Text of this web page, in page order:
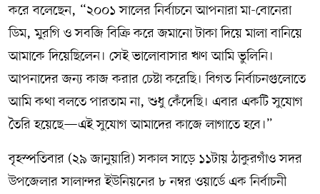
করে বলেছেন, “২০০১ সালের নির্বাচনে আপনারা মা-বোনেরা
ডিম, মুরগি ও সবজি বিক্রি করে জমানো টাকা দিয়ে মালা বানিয়ে
আমাকে দিয়েছিলেন। সেই ভালোবাসার ঋণ আমি ভুলিনি।
আপনাদের জন্য কাজ করার চেষ্টা করেছি। বিগত নির্বাচনগুলোতে
আমি কথা বলতে পারতাম না, শুধু কেঁদেছি। এবার একটি সুযোগ
তৈরি হয়েছে—এই সুযোগ আমাদের কাজে লাগাতে হবে।”
বৃহস্পতিবার (২৯ জানুয়ারি) সকাল সাড়ে ১১টায় ঠাকুরগাঁও সদর
উপজেলার সালান্দর ইউনিয়নের ৮ নম্বর ওয়ার্ডে এক নির্বাচনী